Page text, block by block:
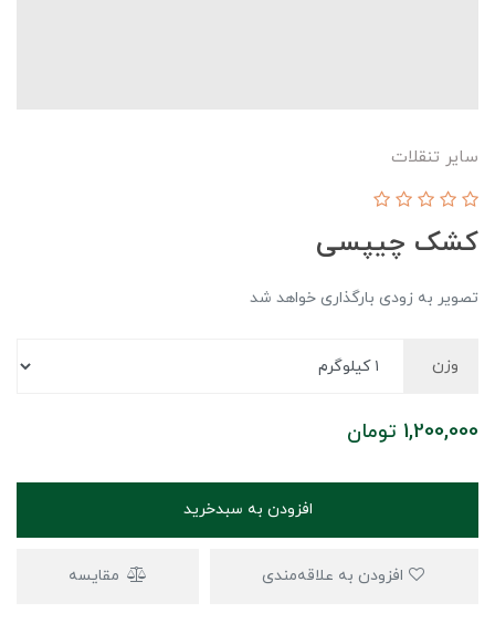
سایر تنقلات
کشک چیپسی
تصویر به زودی بارگذاری خواهد شد
وزن
1,200,000 تومان
افزودن به سبدخرید
مقایسه